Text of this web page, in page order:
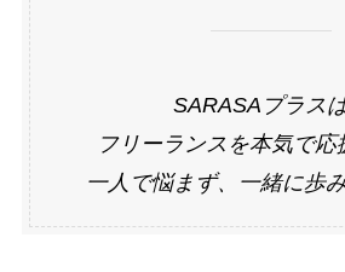
SARASAプラスは
フリーランスを本気で応
一人で悩まず、一緒に歩